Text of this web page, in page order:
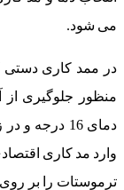
می شود.
در ممد کاری
منظور جلوگیری از
وارد مد کاری
ترموستات را بر